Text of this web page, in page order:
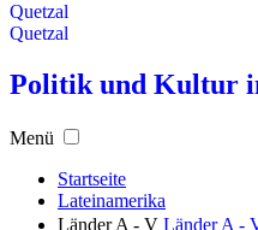
Quetzal
Quetzal
Politik und Kultur
Menü
Startseite
Lateinamerika
Länder A - V Länder A -